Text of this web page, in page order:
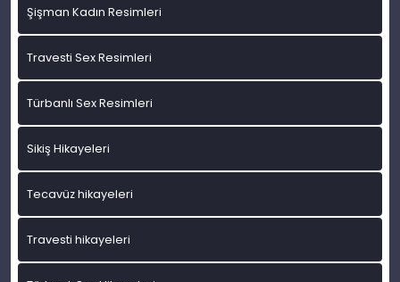
Şişman Kadın Resimleri
Travesti Sex Resimleri
Türbanlı Sex Resimleri
Sikiş Hikayeleri
Tecavüz hikayeleri
Travesti hikayeleri